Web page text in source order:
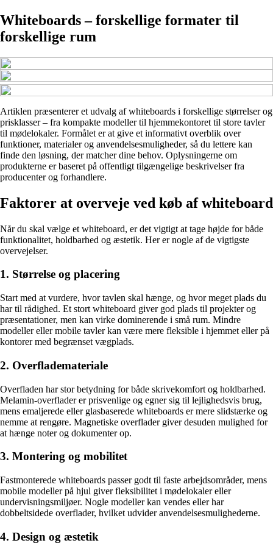
Whiteboards – forskellige formater til
forskellige rum
Artiklen præsenterer et udvalg af whiteboards i forskellige størrelser og
prisklasser – fra kompakte modeller til hjemmekontoret til store tavler
til mødelokaler. Formålet er at give et informativt overblik over
funktioner, materialer og anvendelsesmuligheder, så du lettere kan
finde den løsning, der matcher dine behov. Oplysningerne om
produkterne er baseret på offentligt tilgængelige beskrivelser fra
producenter og forhandlere.
Faktorer at overveje ved køb af whiteboard
Når du skal vælge et whiteboard, er det vigtigt at tage højde for både
funktionalitet, holdbarhed og æstetik. Her er nogle af de vigtigste
overvejelser.
1. Størrelse og placering
Start med at vurdere, hvor tavlen skal hænge, og hvor meget plads du
har til rådighed. Et stort whiteboard giver god plads til projekter og
præsentationer, men kan virke dominerende i små rum. Mindre
modeller eller mobile tavler kan være mere fleksible i hjemmet eller på
kontorer med begrænset vægplads.
2. Overflademateriale
Overfladen har stor betydning for både skrivekomfort og holdbarhed.
Melamin-overflader er prisvenlige og egner sig til lejlighedsvis brug,
mens emaljerede eller glasbaserede whiteboards er mere slidstærke og
nemme at rengøre. Magnetiske overflader giver desuden mulighed for
at hænge noter og dokumenter op.
3. Montering og mobilitet
Fastmonterede whiteboards passer godt til faste arbejdsområder, mens
mobile modeller på hjul giver fleksibilitet i mødelokaler eller
undervisningsmiljøer. Nogle modeller kan vendes eller har
dobbeltsidede overflader, hvilket udvider anvendelsesmulighederne.
4. Design og æstetik